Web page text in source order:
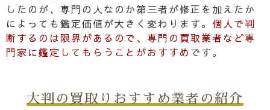
したのが、専門の人なのか第三者が修正を加えたか
によっても鑑定価値が大きく変わります。 個人で判
断するのは限界があるので、専門の買取業者など専
門家に鑑定してもらうことがおすすめ です。
大判の買取りおすすめ業者の紹介